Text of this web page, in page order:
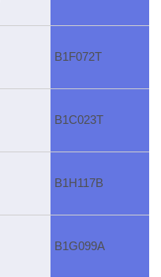
B1F072T
B1C023T
B1H117B
B1G099A